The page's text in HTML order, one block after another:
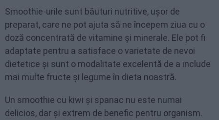
Smoothie-urile sunt băuturi nutritive, ușor de
preparat, care ne pot ajuta să ne începem ziua cu o
doză concentrată de vitamine și minerale. Ele pot fi
adaptate pentru a satisface o varietate de nevoi
dietetice și sunt o modalitate excelentă de a include
mai multe fructe și legume în dieta noastră.
Un smoothie cu kiwi și spanac nu este numai
delicios, dar și extrem de benefic pentru organism.